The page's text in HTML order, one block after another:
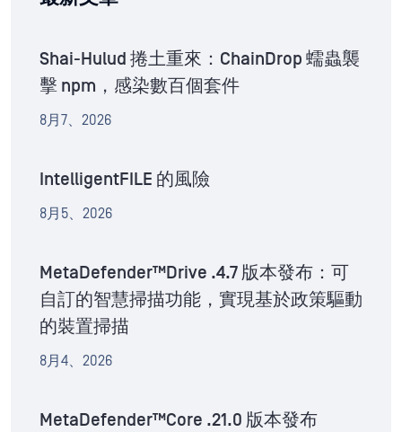
Shai-Hulud 捲土重來：ChainDrop 蠕蟲襲
擊 npm，感染數百個套件
8月7、2026
IntelligentFILE 的風險
8月5、2026
MetaDefender™Drive .4.7 版本發布：可
自訂的智慧掃描功能，實現基於政策驅動
的裝置掃描
8月4、2026
MetaDefender™Core .21.0 版本發布